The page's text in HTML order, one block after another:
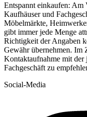
Entspannt einkaufen: Am
Kaufhäuser und
Möbelmärkte,
gibt immer jede Menge
Richtigkeit der Angaben
Gewähr übernehmen. Im
Kontaktaufnahme mit der
Fachgeschäft zu
Social-Media